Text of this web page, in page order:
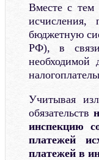
Вместе с тем
исчисления,
бюджетную
РФ), в
необходимой
Учитывая
обязательств
инспекцию
платежей
платежей в